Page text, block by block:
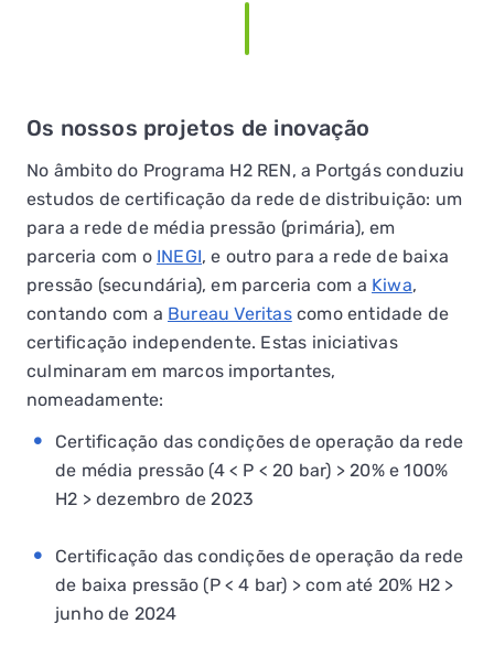
Os nossos projetos de inovação
No âmbito do Programa H2 REN, a Portgás conduziu
estudos de certificação da rede de distribuição: um
para a rede de média pressão (primária), em
parceria com o INEGI, e outro para a rede de baixa
pressão (secundária), em parceria com a Kiwa,
contando com a Bureau Veritascomo entidade de
certificação independente. Estas iniciativas
culminaram em marcos importantes,
nomeadamente:
Certificação das condições de operação da rede
de média pressão (4 < P < 20 bar) > 20% e 100%
H2 > dezembro de 2023
Certificação das condições de operação da rede
de baixa pressão (P < 4 bar) > com até 20% H2 >
junho de 2024
QUERO TER GÁS NATURAL
SIMULADOR DE POUPANÇA
FALHA DE GÁS